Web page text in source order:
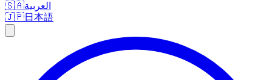
🇸🇦العربية
🇯🇵日本語